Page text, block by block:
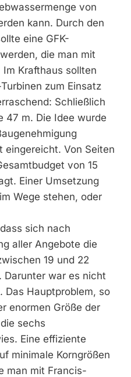
von
kann. Durch den
eine GFK-
die man mit
Krafthaus sollten
zum Einsatz
Schließlich
47 m. Die Idee wurde
eingereicht. Von Seiten
von 15
Einer Umsetzung
Wege stehen, oder
sich nach
aller Angebote die
19 und 22
Darunter war es nicht
Das Hauptproblem, so
enormen Größe der
sechs
Eine effiziente
minimale Korngrößen
man mit Francis-